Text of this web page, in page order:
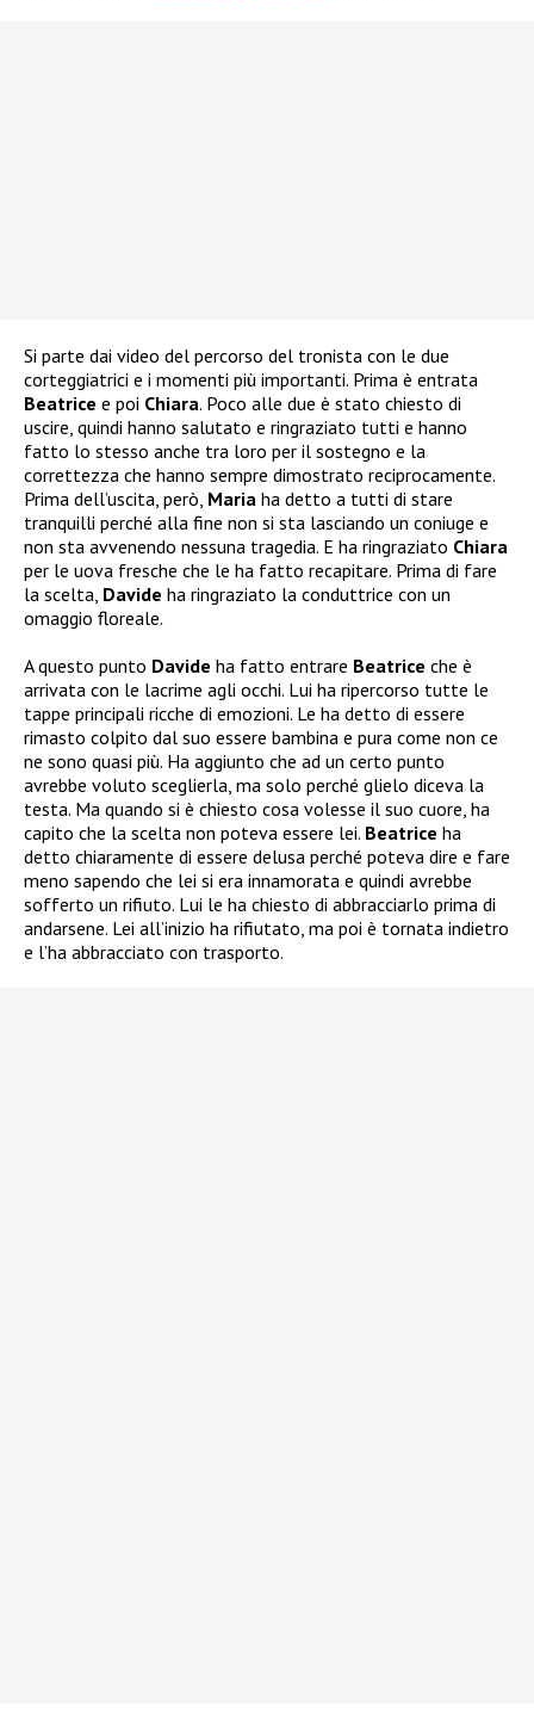
Si parte dai video del percorso del tronista con le due
corteggiatrici e i momenti più importanti. Prima è entrata
Beatrice e poi Chiara. Poco alle due è stato chiesto di
uscire, quindi hanno salutato e ringraziato tutti e hanno
fatto lo stesso anche tra loro per il sostegno e la
correttezza che hanno sempre dimostrato reciprocamente.
Prima dell’uscita, però, Maria ha detto a tutti di stare
tranquilli perché alla fine non si sta lasciando un coniuge e
non sta avvenendo nessuna tragedia. E ha ringraziato Chiara
per le uova fresche che le ha fatto recapitare. Prima di fare
la scelta, Davide ha ringraziato la conduttrice con un
omaggio floreale.
A questo punto Davide ha fatto entrare Beatrice che è
arrivata con le lacrime agli occhi. Lui ha ripercorso tutte le
tappe principali ricche di emozioni. Le ha detto di essere
rimasto colpito dal suo essere bambina e pura come non ce
ne sono quasi più. Ha aggiunto che ad un certo punto
avrebbe voluto sceglierla, ma solo perché glielo diceva la
testa. Ma quando si è chiesto cosa volesse il suo cuore, ha
capito che la scelta non poteva essere lei. Beatrice ha
detto chiaramente di essere delusa perché poteva dire e fare
meno sapendo che lei si era innamorata e quindi avrebbe
sofferto un rifiuto. Lui le ha chiesto di abbracciarlo prima di
andarsene. Lei all’inizio ha rifiutato, ma poi è tornata indietro
e l’ha abbracciato con trasporto.